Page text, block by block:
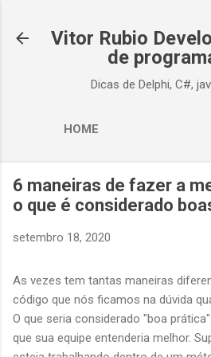
Vitor Rubio
de
Dicas de Delphi, C#,
HOME
6 maneiras de fazer a
o que é considerado
setembro 18, 2020
As vezes tem tantas maneiras
código que nós ficamos na dúvida
O que seria considerado "boa
que sua equipe entenderia melhor.